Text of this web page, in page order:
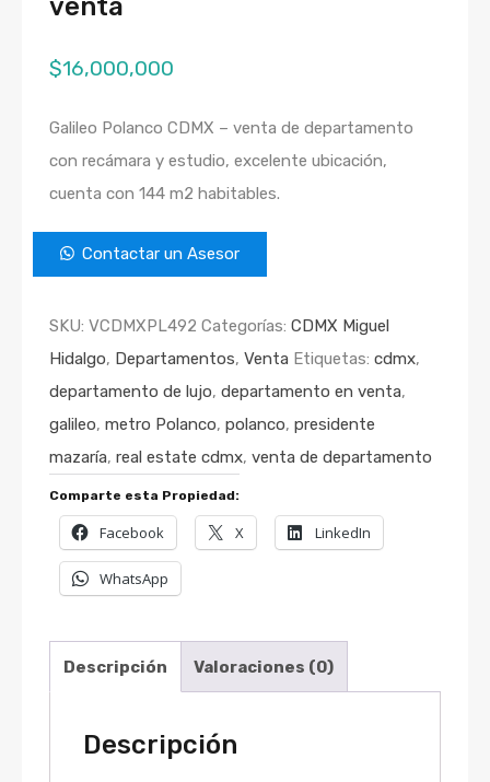
venta
$16,000,000
Galileo Polanco CDMX – venta de departamento
con recámara y estudio, excelente ubicación,
cuenta con 144 m2 habitables.
Contactar un Asesor
SKU: VCDMXPL492 Categorías: CDMX Miguel
Hidalgo, Departamentos, Venta Etiquetas: cdmx,
departamento de lujo, departamento en venta,
galileo, metro Polanco, polanco, presidente
mazaría, real estate cdmx, venta de departamento
Comparte esta Propiedad:
Facebook X LinkedIn
WhatsApp
Descripción Valoraciones (0)
Descripción